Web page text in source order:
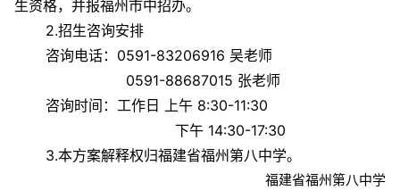
生资格，并报福州市中招办。
2.招生咨询安排
咨询电话：0591-83206916 吴老师
0591-88687015 张老师
咨询时间：工作日 上午 8:30-11:30
下午 14:30-17:30
3.本方案解释权归福建省福州第八中学。
福建省福州第八中学